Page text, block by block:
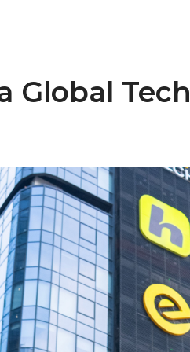
Global